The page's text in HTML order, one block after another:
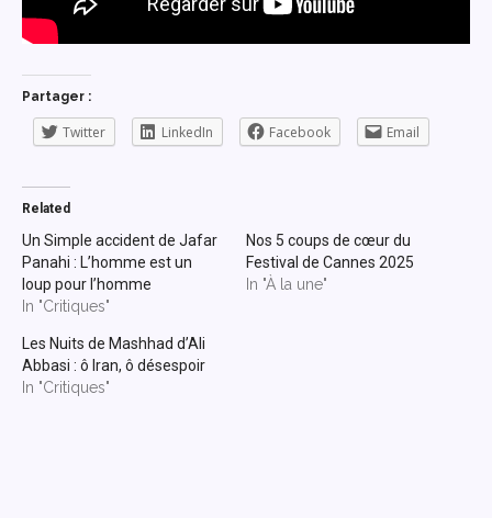
Partager :
Twitter LinkedIn Facebook Email
Related
Un Simple accident de Jafar
Panahi : L’homme est un
loup pour l’homme
In "Critiques"
Nos 5 coups de cœur du
Festival de Cannes 2025
In "À la une"
Les Nuits de Mashhad d’Ali
Abbasi : ô Iran, ô désespoir
In "Critiques"